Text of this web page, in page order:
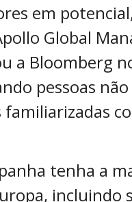
em
Global
a Bloomberg
pessoas não
tenha a
incluindo